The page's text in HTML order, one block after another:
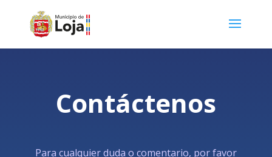
Contáctenos
Para cualquier duda o comentario, por favor